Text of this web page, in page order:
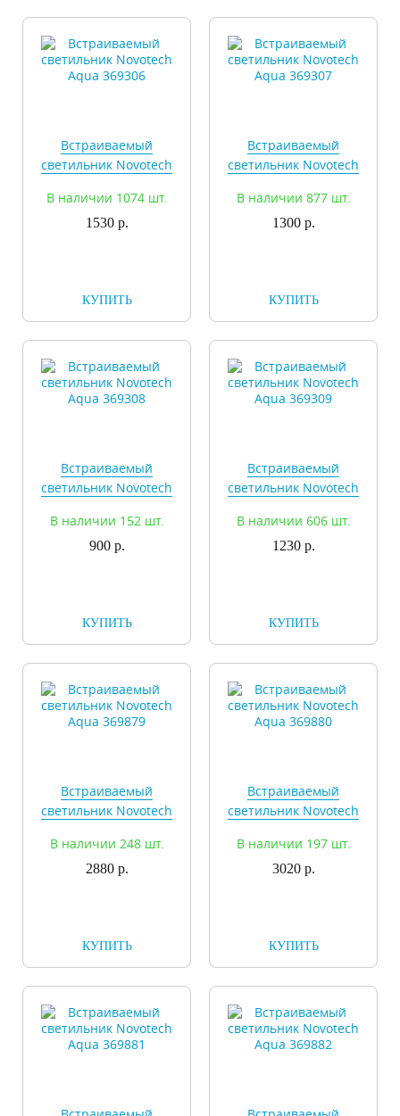
Встраиваемый
светильник Novotech
В наличии 1074 шт.
1530 р.
КУПИТЬ
Встраиваемый
светильник Novotech
В наличии 877 шт.
1300 р.
КУПИТЬ
Встраиваемый
светильник Novotech
В наличии 152 шт.
900 р.
КУПИТЬ
Встраиваемый
светильник Novotech
В наличии 606 шт.
1230 р.
КУПИТЬ
Встраиваемый
светильник Novotech
В наличии 248 шт.
2880 р.
КУПИТЬ
Встраиваемый
светильник Novotech
В наличии 197 шт.
3020 р.
КУПИТЬ